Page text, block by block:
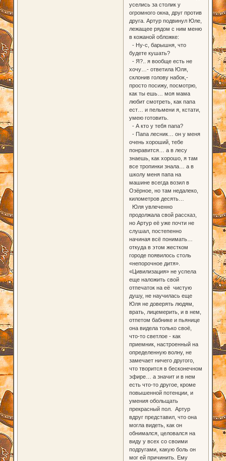
уселись за столик у
огромного окна, друг против
друга. Артур подвинул Юле,
лежащее рядом с ним меню
в кожаной обложке:
- Ну-с, барышня, что
будете кушать?
- Я?.. я вообще есть не
хочу…- ответила Юля,
склонив голову набок,-
просто посижу, посмотрю,
как ты ешь… моя мама
любит смотреть, как папа
ест… и пельмени я, кстати,
умею готовить.
- А кто у тебя папа?
- Папа лесник… он у меня
очень хороший, тебе
понравится… а в лесу
знаешь, как хорошо, я там
все тропинки знала… а в
школу меня папа на
машине всегда возил в
Озёрное, но там недалеко,
километров десять…
Юля увлеченно
продолжала свой рассказ,
но Артур её уже почти не
слушал, постепенно
начиная всё понимать…
откуда в этом жестком
городе появилось столь
«непорочное дитя».
«Цивилизация» не успела
еще наложить свой
отпечаток на её чистую
душу, не научилась еще
Юля не доверять людям,
врать, лицемерить, и в нем,
отпетом бабнике и пьянице
она видела только своё,
что-то светлое - как
приемник, настроенный на
определенную волну, не
замечает ничего другого,
что творится в бесконечном
эфире… а значит и в нем
есть что-то другое, кроме
повышенной потенции, и
умения обольщать
прекрасный пол. Артур
вдруг представил, что она
могла видеть, как он
обнимался, целовался на
виду у всех со своими
подругами, какую боль он
мог ей причинить. Ему